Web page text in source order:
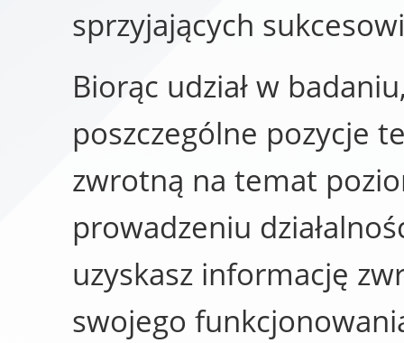
sprzyjających
Biorąc udział w
poszczególne pozycje
zwrotną na temat
prowadzeniu
uzyskasz informację
swojego